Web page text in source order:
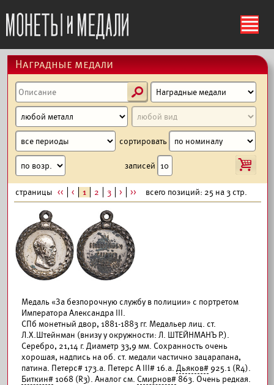
ś
Наградные медали
s
сортировать
записей i
страницы << < 1 2 3 > >> всего позиций: 25 на 3 стр.
Медаль «За безпорочную службу в полиции» с портретом
Императора Александра III.
СПб монетный двор, 1881-1883 гг. Медальер лиц. ст.
Л.Х.Штейнман (внизу у окружности: Л. ШТЕЙНМАНЪ Р.).
Серебро, 21,14 г. Диаметр 33,9 мм. Сохранность очень
хорошая, надпись на об. ст. медали частично зацарапана,
патина. Петерс# 173.а. Петерс А III# 16.а. Дьяков# 925.1 (R4).
Биткин# 1068 (R3). Аналог см. Смирнов# 863. Очень редкая.